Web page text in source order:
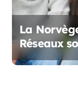
La
Réseaux
moins de